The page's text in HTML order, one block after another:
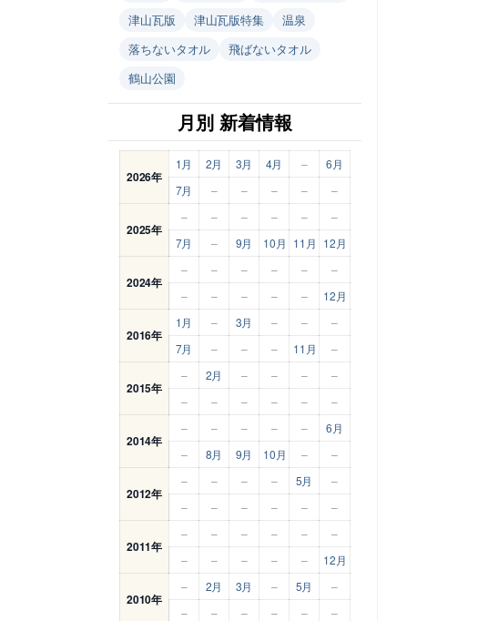
津山瓦版
津山瓦版特集
温泉
落ちないタオル
飛ばないタオル
鶴山公園
月別 新着情報
2026年
1月 2月 3月 4月 –
6月
7月
– – – – –
2025年
– – – – –
–
7月
– 9月 10月 11月 12月
2024年
– – – – –
–
–
– – – – 12月
2016年
1月 – 3月 – –
–
7月
– – – 11月 –
2015年
– 2月 – – –
–
–
– – – – –
2014年
– – – – –
6月
–
8月 9月 10月 – –
2012年
– – – – 5月
–
–
– – – – –
2011年
– – – – –
–
–
– – – – 12月
2010年
– 2月 3月 – 5月
–
–
– – – – –